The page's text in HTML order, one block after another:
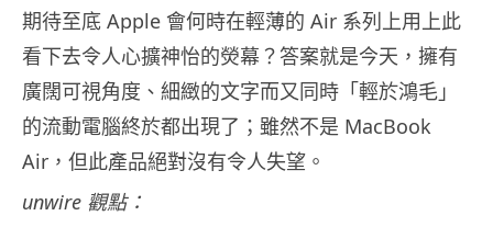
期待至底 Apple 會何時在輕薄的 Air 系列上用上此
看下去令人心擴神怡的熒幕？答案就是今天，擁有
廣闊可視角度、細緻的文字而又同時「輕於鴻毛」
的流動電腦終於都出現了；雖然不是 MacBook
Air，但此產品絕對沒有令人失望。
unwire 觀點：